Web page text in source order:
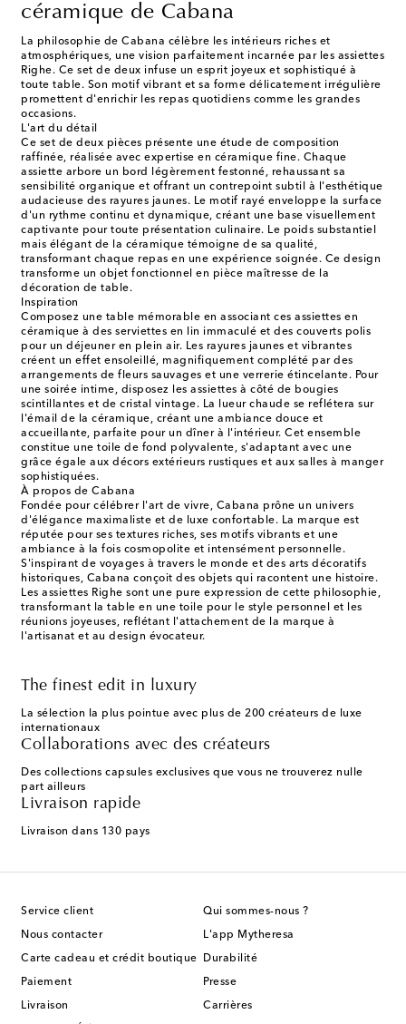
céramique de Cabana
La philosophie de Cabana célèbre les intérieurs riches et
atmosphériques, une vision parfaitement incarnée par les assiettes
Righe. Ce set de deux infuse un esprit joyeux et sophistiqué à
toute table. Son motif vibrant et sa forme délicatement irrégulière
promettent d'enrichir les repas quotidiens comme les grandes
occasions.
L'art du détail
Ce set de deux pièces présente une étude de composition
raffinée, réalisée avec expertise en céramique fine. Chaque
assiette arbore un bord légèrement festonné, rehaussant sa
sensibilité organique et offrant un contrepoint subtil à l'esthétique
audacieuse des rayures jaunes. Le motif rayé enveloppe la surface
d'un rythme continu et dynamique, créant une base visuellement
captivante pour toute présentation culinaire. Le poids substantiel
mais élégant de la céramique témoigne de sa qualité,
transformant chaque repas en une expérience soignée. Ce design
transforme un objet fonctionnel en pièce maîtresse de la
décoration de table.
Inspiration
Composez une table mémorable en associant ces assiettes en
céramique à des serviettes en lin immaculé et des couverts polis
pour un déjeuner en plein air. Les rayures jaunes et vibrantes
créent un effet ensoleillé, magnifiquement complété par des
arrangements de fleurs sauvages et une verrerie étincelante. Pour
une soirée intime, disposez les assiettes à côté de bougies
scintillantes et de cristal vintage. La lueur chaude se reflétera sur
l'émail de la céramique, créant une ambiance douce et
accueillante, parfaite pour un dîner à l'intérieur. Cet ensemble
constitue une toile de fond polyvalente, s'adaptant avec une
grâce égale aux décors extérieurs rustiques et aux salles à manger
sophistiquées.
À propos de Cabana
Fondée pour célébrer l'art de vivre, Cabana prône un univers
d'élégance maximaliste et de luxe confortable. La marque est
réputée pour ses textures riches, ses motifs vibrants et une
ambiance à la fois cosmopolite et intensément personnelle.
S'inspirant de voyages à travers le monde et des arts décoratifs
historiques, Cabana conçoit des objets qui racontent une histoire.
Les assiettes Righe sont une pure expression de cette philosophie,
transformant la table en une toile pour le style personnel et les
réunions joyeuses, reflétant l'attachement de la marque à
l'artisanat et au design évocateur.
The finest edit in luxury
La sélection la plus pointue avec plus de 200 créateurs de luxe
internationaux
Collaborations avec des créateurs
Des collections capsules exclusives que vous ne trouverez nulle
part ailleurs
Livraison rapide
Livraison dans 130 pays
Service client
Nous contacter
Carte cadeau et crédit boutique
Paiement
Livraison
Qui sommes-nous ?
L'app Mytheresa
Durabilité
Presse
Carrières